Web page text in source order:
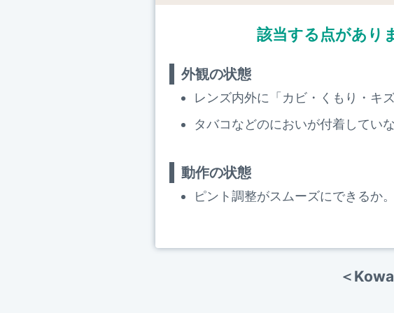
該当する点があり
外観の状態
レンズ内外に「カビ・くもり・キ
タバコなどのにおいが付着していな
動作の状態
ピント調整がスムーズにできるか。
＜